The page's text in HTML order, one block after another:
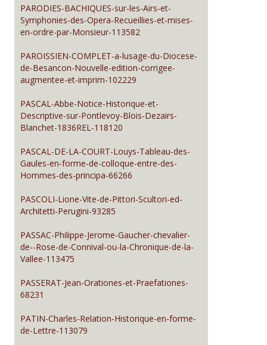
PARODIES-BACHIQUES-sur-les-Airs-et-
Symphonies-des-Opera-Recueillies-et-mises-
en-ordre-par-Monsieur-113582
PAROISSIEN-COMPLET-a-lusage-du-Diocese-
de-Besancon-Nouvelle-edition-corrigee-
augmentee-et-imprim-102229
PASCAL-Abbe-Notice-Historique-et-
Descriptive-sur-Pontlevoy-Blois-Dezairs-
Blanchet-1836REL-118120
PASCAL-DE-LA-COURT-Louys-Tableau-des-
Gaules-en-forme-de-colloque-entre-des-
Hommes-des-principa-66266
PASCOLI-Lione-Vite-de-Pittori-Scultori-ed-
Architetti-Perugini-93285
PASSAC-Philippe-Jerome-Gaucher-chevalier-
de--Rose-de-Connival-ou-la-Chronique-de-la-
Vallee-113475
PASSERAT-Jean-Orationes-et-Praefationes-
68231
PATIN-Charles-Relation-Historique-en-forme-
de-Lettre-113079